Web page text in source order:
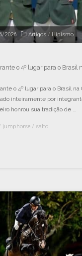
2026 Artigos / Hipismo
o 4º lugar para o Brasil
o 4º lugar para o Brasil na
inteiramente por
honrou sua tradição de …
jumphorse / salto